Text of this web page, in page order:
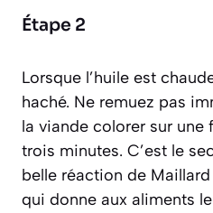
Étape 2
Lorsque l’huile est
haché. Ne remuez pas
la viande colorer sur une
trois minutes. C’est le
belle réaction de Maillard
qui donne aux aliments